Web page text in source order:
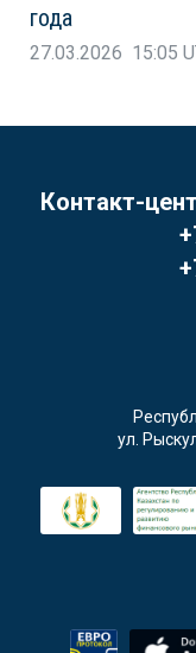
года
27.03.2026 15:05
Контакт-
ул.